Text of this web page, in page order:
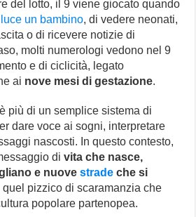
del lotto, il 9 viene giocato quando
un bambino, di vedere neonati,
o di ricevere notizie di
molti numerologi vedono nel 9
e di ciclicità, legato
ai nove mesi di gestazione.
più di un semplice sistema di
dare voce ai sogni, interpretare
nascosti. In questo contesto,
divita che nasce,
e nuovestrade che si
quel pizzico di scaramanzia che
popolare partenopea.